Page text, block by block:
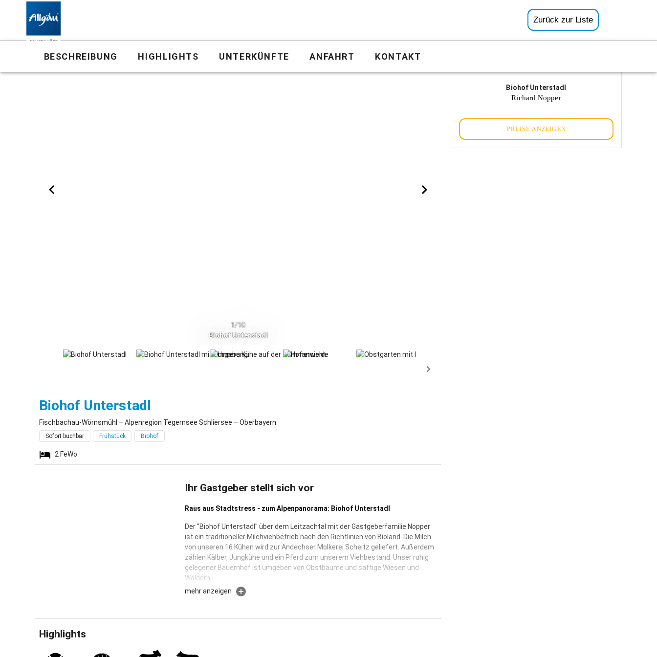
Zurück zur Liste
BESCHREIBUNG HIGHLIGHTS UNTERKÜNFTE ANFAHRT KONTAKT
Biohof Unterstadl
Richard Nopper
PREISE ANZEIGEN
1/10
Biohof Unterstadl
Biohof Unterstadl
Fischbachau-Wörnsmühl – Alpenregion Tegernsee Schliersee – Oberbayern
Sofort buchbar Frühstück Biohof
2 FeWo
Ihr Gastgeber stellt sich vor
Raus aus Stadtstress - zum Alpenpanorama: Biohof Unterstadl
Der "Biohof Unterstadl" über dem Leitzachtal mit der Gastgeberfamilie Nopper
ist ein traditioneller Milchviehbetrieb nach den Richtlinien von Bioland. Die Milch
von unseren 16 Kühen wird zur Andechser Molkerei Scheitz geliefert. Außerdem
zählen Kälber, Jungkühe und ein Pferd zum unserem Viehbestand. Unser ruhig
gelegener Bauernhof ist umgeben von Obstbäume und saftige Wiesen und
Wäldern.
Im neu ausgebauten Dachgeschoss befinden sich unsere gemütlichen und
mehr anzeigen
Highlights